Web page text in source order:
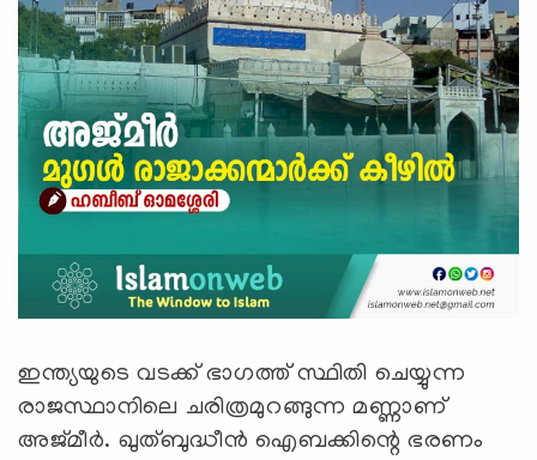
ഇന്ത്യയുടെ വടക്ക് ഭാഗത്ത് സ്ഥിതി ചെയ്യുന്ന
രാജസ്ഥാനിലെ ചരിത്രമുറങ്ങുന്ന മണ്ണാണ്
അജ്‌മീർ. ഖുത്ബുദ്ധീൻ ഐബക്കിന്റെ ഭരണം